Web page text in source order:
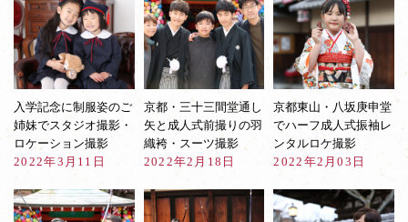
入学記念に制服姿のご
姉妹でスタジオ撮影・
ロケーション撮影
2022年3月11日
京都・三十三間堂通し
矢と成人式前撮りの羽
織袴・スーツ撮影
2022年2月18日
京都東山・八坂庚申堂
でハーフ成人式振袖レ
ンタルロケ撮影
2022年2月03日